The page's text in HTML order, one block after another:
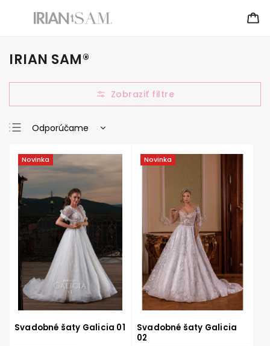
IRIAN SAM®
Odporúčame
Najdrahšie
Najpredávanejšie
Abecedne
Novinka
Svadobné šaty Galicia 01
Novinka
Svadobné šaty Galicia
02